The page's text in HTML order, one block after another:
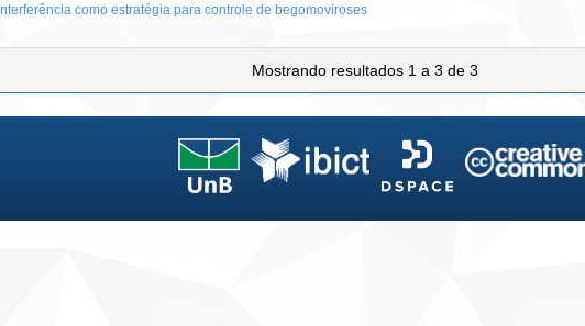
como estratégia para controle de begomoviroses
Mostrando resultados 1 a 3 de 3